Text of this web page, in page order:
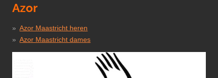
Azor
Azor Maastricht heren
Azor Maastricht dames